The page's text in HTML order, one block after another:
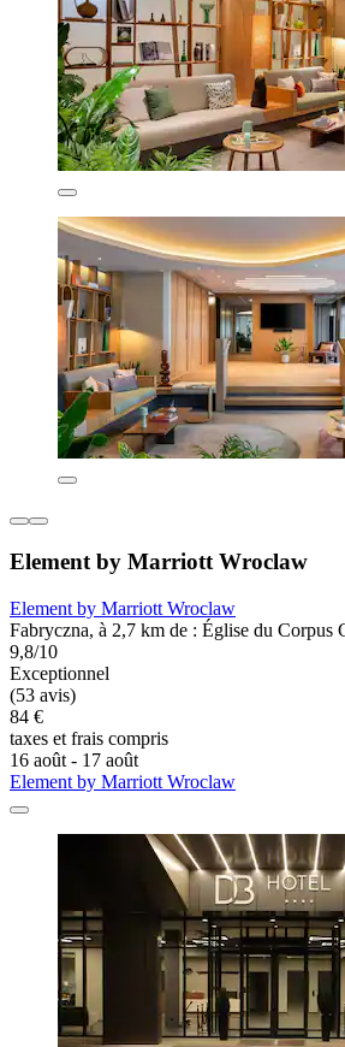
Element by Marriott Wroclaw
Element by Marriott Wroclaw
Fabryczna, à 2,7 km de : Église du Corpus
9,8/10
Exceptionnel
(53 avis)
84 €
taxes et frais compris
16 août - 17 août
Element by Marriott Wroclaw